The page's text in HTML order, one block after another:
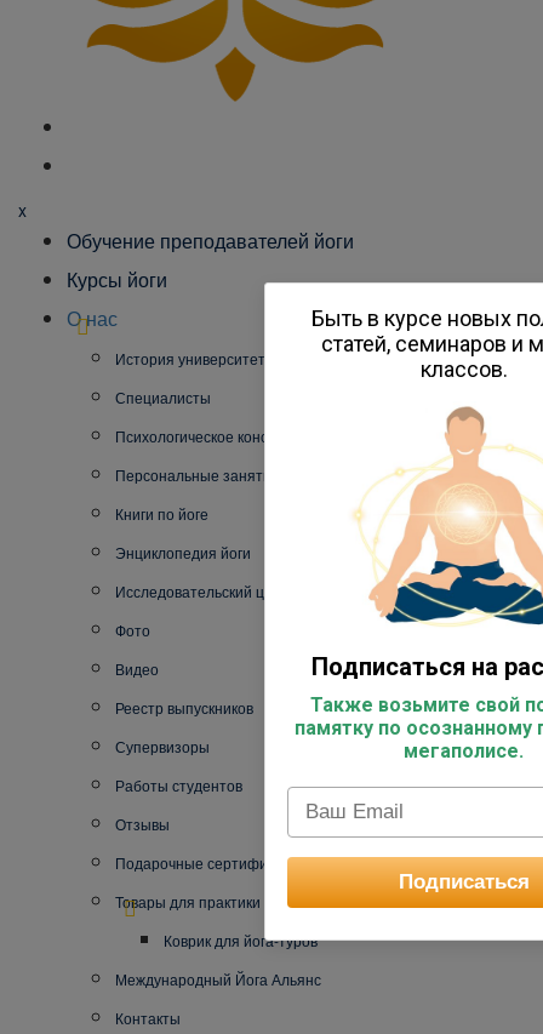
x
Обучение преподавателей йоги
Курсы йоги
О нас
История университета
Специалисты
Психологическое консультирование
Персональные занятия йогой
Книги по йоге
Энциклопедия йоги
Исследовательский центр
Фото
Видео
Реестр выпускников
Супервизоры
Работы студентов
Отзывы
Подарочные сертификаты
Товары для практики
Коврик для йога-туров
Международный Йога Альянс
Контакты
Быть в курсе новых
статей, семинаров и
классов.
Подписаться на
Также возьмите свой
памятку по осознанному
мегаполисе.
Подписаться